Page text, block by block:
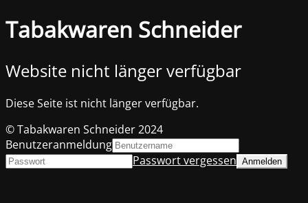
Tabakwaren Schneider
Website nicht länger verfügbar
Diese Seite ist nicht länger verfügbar.
© Tabakwaren Schneider 2024
Benutzeranmeldung
Passwort vergessen